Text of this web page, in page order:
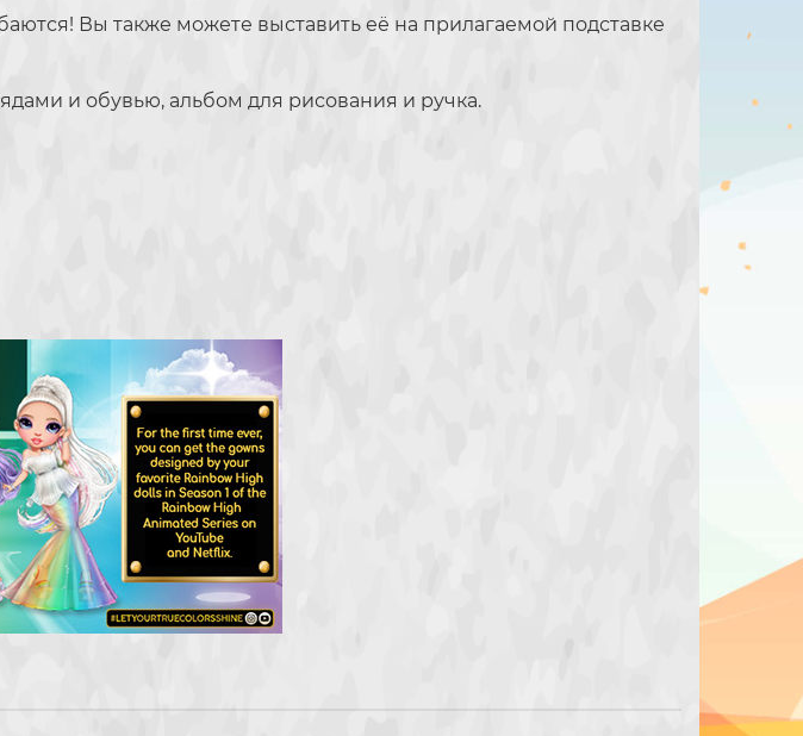
Вы также можете выставить её на прилагаемой подставке
и обувью, альбом для рисования и ручка.